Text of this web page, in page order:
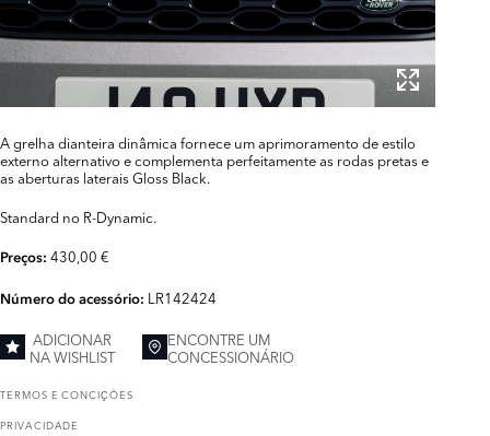
A grelha dianteira dinâmica fornece um aprimoramento de estilo
externo alternativo e complementa perfeitamente as rodas pretas e
as aberturas laterais Gloss Black.
Standard no R-Dynamic.
Preços: 430,00 €
Número do acessório: LR142424
ADICIONAR
NA WISHLIST
ENCONTRE UM
CONCESSIONÁRIO
TERMOS E CONCIҪÕES
PRIVACIDADE